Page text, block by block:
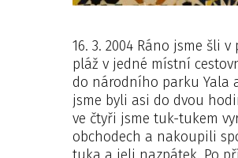
16. 3. 2004 Ráno jsme šli
pláž v jedné místní
do národního parku Yala
jsme byli asi do dvou
ve čtyři jsme tuk-tukem
obchodech a nakoupili